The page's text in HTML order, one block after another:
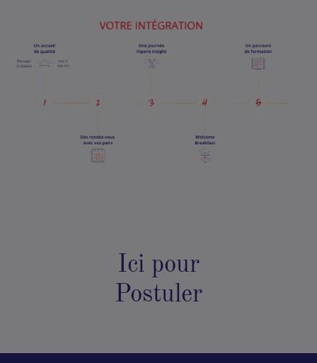
Ici pour
Postuler